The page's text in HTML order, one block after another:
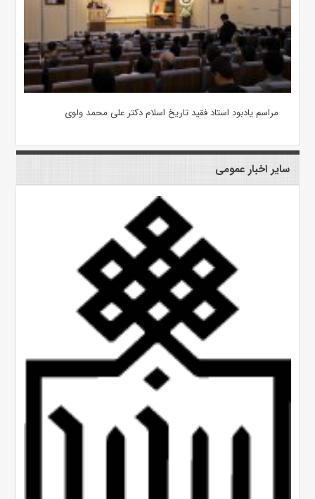
مراسم یادبود استاد فقید تاریخ اسلام دکتر علی محمد ولوی
سایر اخبار عمومی